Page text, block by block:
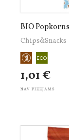
BIO
Chips&Snacks
1,01 €
NAV PIEEJAMS